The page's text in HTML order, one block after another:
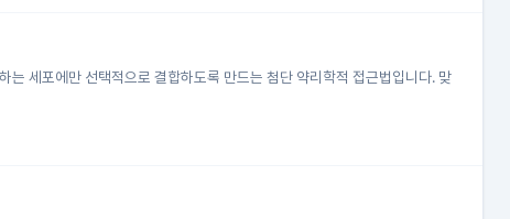
세포에만 선택적으로 결합하도록 만드는 첨단 약리학적 접근법입니다. 맞